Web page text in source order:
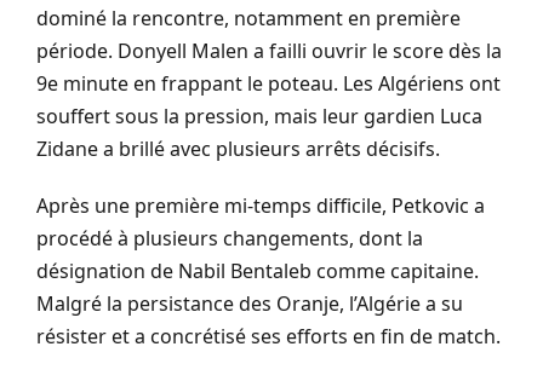
dominé la rencontre, notamment en première
période. Donyell Malen a failli ouvrir le score dès la
9e minute en frappant le poteau. Les Algériens ont
souffert sous la pression, mais leur gardien Luca
Zidane a brillé avec plusieurs arrêts décisifs.
Après une première mi-temps difficile, Petkovic a
procédé à plusieurs changements, dont la
désignation de Nabil Bentaleb comme capitaine.
Malgré la persistance des Oranje, l’Algérie a su
résister et a concrétisé ses efforts en fin de match.